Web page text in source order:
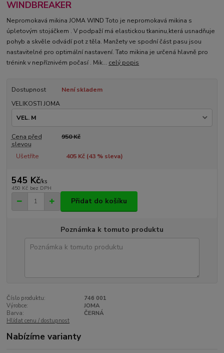
WINDBREAKER
Nepromokavá mikina JOMA WIND Toto je nepromokavá mikina s
úpletovým stojáčkem . V podpaží má elastickou tkaninu,která usnadňuje
pohyb a skvěle odvádí pot z těla. Manžety ve spodní část pasu jsou
nastavitelné pro optimální nastavení. Tato mikina je určená hlavně pro
trénink v nepříznivém počasí . Mik... celý popis
Dostupnost
Není skladem
VELIKOSTI JOMA
Cena před
slevou
950 Kč
Ušetříte 405 Kč (43% sleva)
545 Kč/ks
450 Kč bez DPH
Přidat do košíku
Poznámka k tomuto produktu
Číslo produktu:
746 001
Výrobce:
JOMA
Barva:
ČERNÁ
Hlídat cenu / dostupnost
Nabízíme varianty